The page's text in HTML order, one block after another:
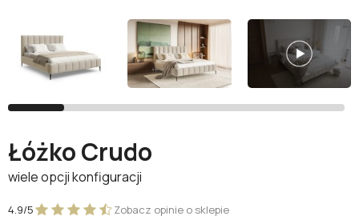
Facebook
Nie masz jeszcze konta?
Zarejestruj się
Łóżko Crudo
wiele opcji konfiguracji
4.9/5
Zobacz opinie o sklepie